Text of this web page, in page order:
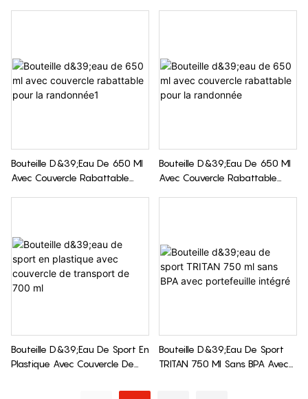
Bouteille D&39;eau De 650 Ml
Avec Couvercle Rabattable
Bouteille D&39;eau De 650 Ml
Avec Couvercle Rabattable
Bouteille D&39;eau De Sport En
Plastique Avec Couvercle De
Bouteille D&39;eau De Sport
TRITAN 750 Ml Sans BPA Avec